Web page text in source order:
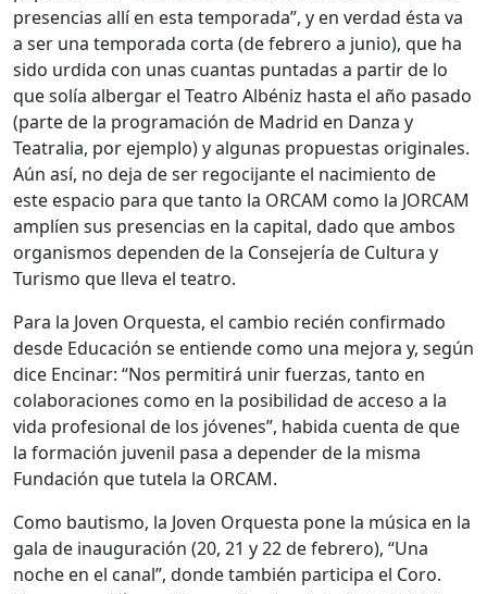
presencias allí en esta temporada”, y en verdad ésta va
a ser una temporada corta (de febrero a junio), que ha
sido urdida con unas cuantas puntadas a partir de lo
que solía albergar el Teatro Albéniz hasta el año pasado
(parte de la programación de Madrid en Danza y
Teatralia, por ejemplo) y algunas propuestas originales.
Aún así, no deja de ser regocijante el nacimiento de
este espacio para que tanto la ORCAM como la JORCAM
amplíen sus presencias en la capital, dado que ambos
organismos dependen de la Consejería de Cultura y
Turismo que lleva el teatro.
Para la Joven Orquesta, el cambio recién confirmado
desde Educación se entiende como una mejora y, según
dice Encinar: “Nos permitirá unir fuerzas, tanto en
colaboraciones como en la posibilidad de acceso a la
vida profesional de los jóvenes”, habida cuenta de que
la formación juvenil pasa a depender de la misma
Fundación que tutela la ORCAM.
Como bautismo, la Joven Orquesta pone la música en la
gala de inauguración (20, 21 y 22 de febrero), “Una
noche en el canal”, donde también participa el Coro.